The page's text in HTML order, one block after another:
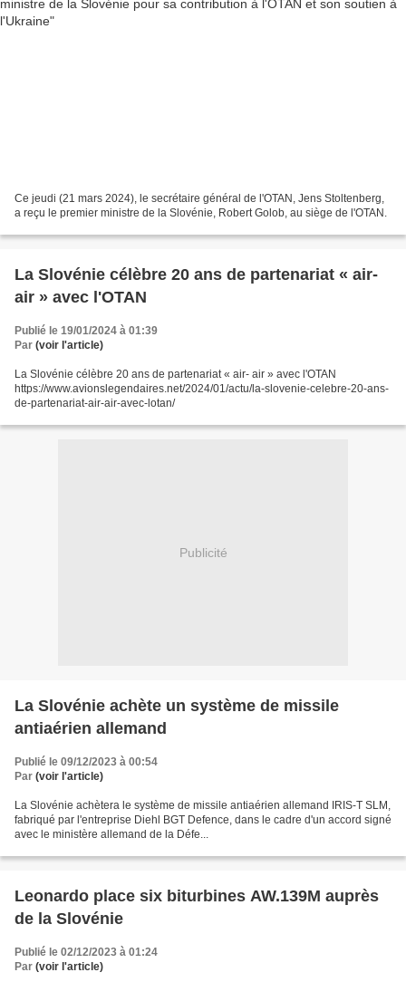
Ce jeudi (21 mars 2024), le secrétaire général de l'OTAN, Jens Stoltenberg,
a reçu le premier ministre de la Slovénie, Robert Golob, au siège de l'OTAN.
La Slovénie célèbre 20 ans de partenariat « air-
air » avec l'OTAN
Publié le 19/01/2024 à 01:39
Par (voir l'article)
La Slovénie célèbre 20 ans de partenariat « air- air » avec l'OTAN
https://www.avionslegendaires.net/2024/01/actu/la-slovenie-celebre-20-ans-
de-partenariat-air-air-avec-lotan/
Publicité
La Slovénie achète un système de missile
antiaérien allemand
Publié le 09/12/2023 à 00:54
Par (voir l'article)
La Slovénie achètera le système de missile antiaérien allemand IRIS-T SLM,
fabriqué par l'entreprise Diehl BGT Defence, dans le cadre d'un accord signé
avec le ministère allemand de la Défe...
Leonardo place six biturbines AW.139M auprès
de la Slovénie
Publié le 02/12/2023 à 01:24
Par (voir l'article)